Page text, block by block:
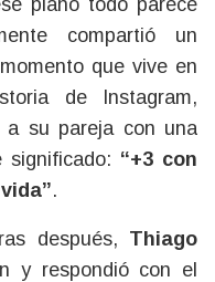
compartió un
que vive en
de Instagram,
a su pareja con una
significado: “+3 con
.
después, Thiago
y respondió con el